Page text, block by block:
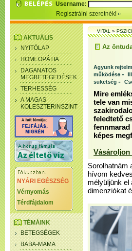
Username:
Regisztrálni szeretnék!
AKTUÁLIS
NYITÓLAP
HOMEOPÁTIA
DAGANATOS
MEGBETEGEDÉSEK
TERHESSÉG
A MAGAS
KOLESZTERINSZINT
NYÁRI EGÉSZSÉG
Vérnyomás
Térdfájdalom
TÉMÁINK
BETEGSÉGEK
BABA-MAMA
VITAL»
Az
Agyunk
működése -
süketség -
Mire
tele van
feledtető
képes
Vásároljon
Sorolhatnám
hívom
mélyüljünk el
dimenziókat